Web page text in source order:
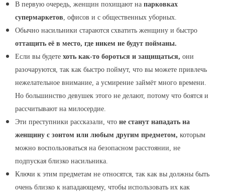
В первую очередь, женщин похищают на парковках
супермаркетов, офисов и с общественных уборных.
Обычно насильники стараются схватить женщину и быстро
оттащить её в место, где никем не будут пойманы.
Если вы будете хоть как-то бороться и защищаться, они
разочаруются, так как быстро поймут, что вы можете привлечь
нежелательное внимание, а усмирение займёт много времени.
Но большинство девушек этого не делают, потому что боятся и
рассчитывают на милосердие.
Эти преступники рассказали, что не станут нападать на
женщину с зонтом или любым другим предметом, которым
можно воспользоваться на безопасном расстоянии, не
подпуская близко насильника.
Ключи к этим предметам не относятся, так как вы должны быть
очень близко к нападающему, чтобы использовать их как